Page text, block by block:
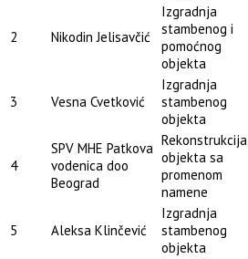
2 Nikodin Jelisavčić
Izgradnja
stambenog i
pomoćnog
objekta
3 Vesna Cvetković
Izgradnja
stambenog
objekta
4
SPV MHE Patkova
vodenica doo
Beograd
Rekonstrukcija
objekta sa
promenom
namene
5 Aleksa Klinčević
Izgradnja
stambenog
objekta